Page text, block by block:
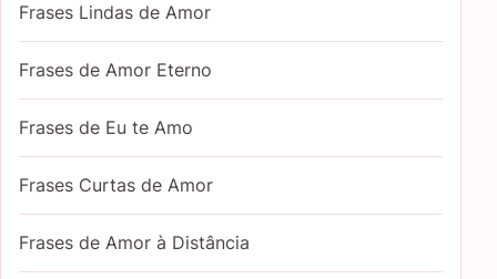
Frases Lindas de Amor
Frases de Amor Eterno
Frases de Eu te Amo
Frases Curtas de Amor
Frases de Amor à Distância